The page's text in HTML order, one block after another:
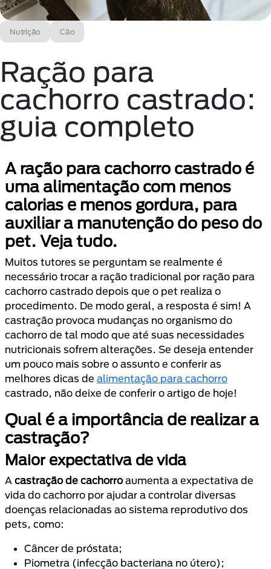
Nutrição Cão
Ração para
cachorro castrado:
guia completo
A ração para cachorro castrado é
uma alimentação com menos
calorias e menos gordura, para
auxiliar a manutenção do peso do
pet. Veja tudo.
Muitos tutores se perguntam se realmente é
necessário trocar a ração tradicional por ração para
cachorro castrado depois que o pet realiza o
procedimento. De modo geral, a resposta é sim! A
castração provoca mudanças no organismo do
cachorro de tal modo que até suas necessidades
nutricionais sofrem alterações. Se deseja entender
um pouco mais sobre o assunto e conferir as
melhores dicas de alimentação para cachorro
castrado, não deixe de conferir o artigo de hoje!
Qual é a importância de realizar a
castração?
Maior expectativa de vida
A castração de cachorroaumenta a expectativa de
vida do cachorro por ajudar a controlar diversas
doenças relacionadas ao sistema reprodutivo dos
pets, como:
Câncer de próstata;
Piometra (infecção bacteriana no útero);